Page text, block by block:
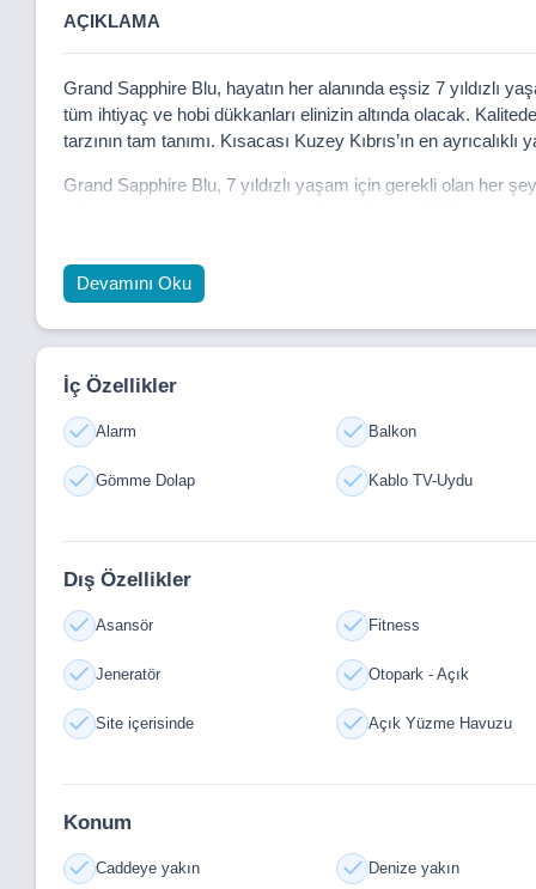
AÇIKLAMA
Grand Sapphire Blu, hayatın her alanında eşsiz 7 yıldızlı
tüm ihtiyaç ve hobi dükkanları elinizin altında olacak.
tarzının tam tanımı. Kısacası Kuzey Kıbrıs’ın en
Grand Sapphire Blu, 7 yıldızlı yaşam için gerekli olan her
Otoparklar, Balo ve Konferans Salonu.
Grand Sapphire Blu, size sosyal yaşam ve kişisel konforun
dinlendirici yeşil alanlar sunar. İster havuz başında dinlenin
​HAVUZ
SU KAYDIRAKLARI
ÇOCUK PARKI
BİSİKLET YOLU
OTOPARK
SPOR SALONU
SAUNA
Devamını Oku
İç Özellikler
Alarm Balkon
Gömme Dolap Kablo TV-Uydu
Dış Özellikler
Asansör Fitness
Jeneratör Otopark - Açık
Site içerisinde Açık Yüzme Havuzu
Konum
Caddeye yakın Denize yakın